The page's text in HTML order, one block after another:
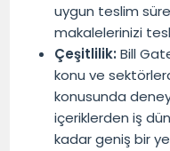
uygun teslim
makalelerinizi
Çeşitlilik: Bill
konu ve
konusunda
içeriklerden iş
kadar geniş bir